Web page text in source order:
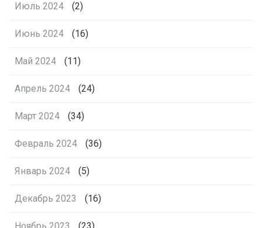
Июль 2024 (2)
Июнь 2024 (16)
Май 2024 (11)
Апрель 2024 (24)
Март 2024 (34)
Февраль 2024 (36)
Январь 2024 (5)
Декабрь 2023 (16)